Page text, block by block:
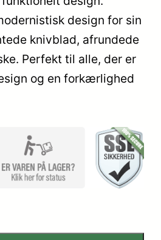
design for sin
knivblad, afrundede
Perfekt til alle, der er
og en forkærlighed